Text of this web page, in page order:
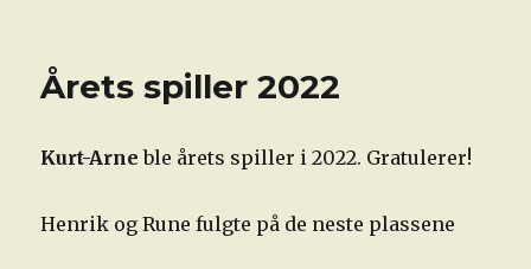
Årets spiller 2022
Kurt-Arne ble årets spiller i 2022. Gratulerer!
Henrik og Rune fulgte på de neste plassene